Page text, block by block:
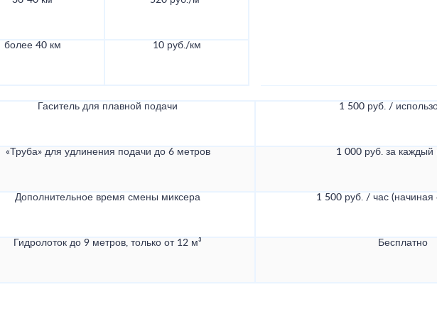
более 40 км 10 руб./км
Гаситель для плавной подачи 1 500 руб. /
«Труба» для удлинения подачи до 6 метров 1 000 руб. за каждый
Дополнительное время смены миксера 1 500 руб. / час (начиная
Гидролоток до 9 метров, только от 12 м³ Бесплатно